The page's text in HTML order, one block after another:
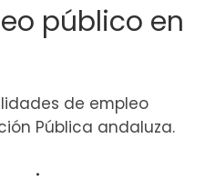
público en
de empleo
Pública andaluza.